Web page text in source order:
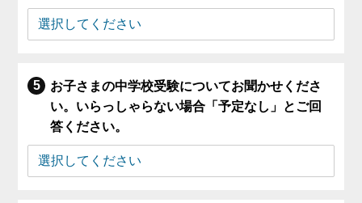
お子さまの中学校受験についてお聞かせくださ
い。いらっしゃらない場合「予定なし」とご回
答ください。